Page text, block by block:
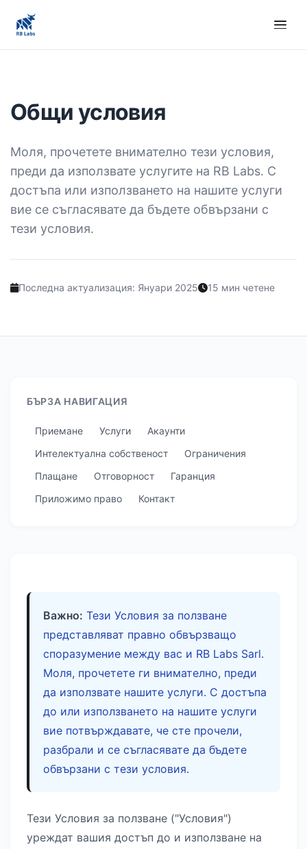
Общи условия
Моля, прочетете внимателно тези условия,
преди да използвате услугите на RB Labs. С
достъпа или използването на нашите услуги
вие се съгласявате да бъдете обвързани с
тези условия.
Последна актуализация: Януари 2025 15 мин четене
БЪРЗА НАВИГАЦИЯ
Приемане Услуги
Акаунти
Интелектуална собственост
Ограничения
Плащане
Отговорност
Гаранция
Приложимо право
Контакт
Важно: Тези Условия за ползване
представляват правно обвързващо
споразумение между вас и RB Labs Sarl.
Моля, прочетете ги внимателно, преди
да използвате нашите услуги. С достъпа
до или използването на нашите услуги
вие потвърждавате, че сте прочели,
разбрали и се съгласявате да бъдете
обвързани с тези условия.
Тези Условия за ползване ("Условия")
уреждат вашия достъп до и използване на